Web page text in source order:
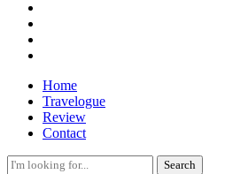
Home
Travelogue
Review
Contact
Search